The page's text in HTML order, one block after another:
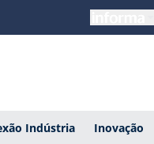
Indústria Inovação